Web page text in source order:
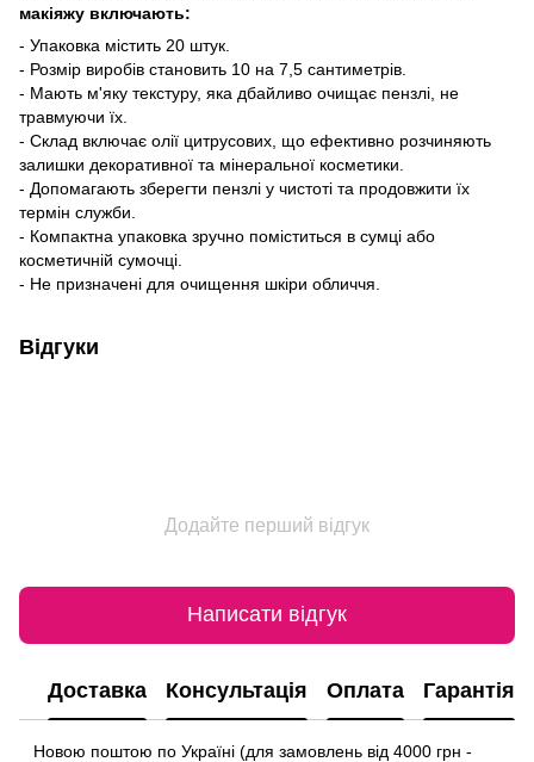
макіяжу включають:
- Упаковка містить 20 штук.
- Розмір виробів становить 10 на 7,5 сантиметрів.
- Мають м'яку текстуру, яка дбайливо очищає пензлі, не
травмуючи їх.
- Склад включає олії цитрусових, що ефективно розчиняють
залишки декоративної та мінеральної косметики.
- Допомагають зберегти пензлі у чистоті та продовжити їх
термін служби.
- Компактна упаковка зручно поміститься в сумці або
косметичній сумочці.
- Не призначені для очищення шкіри обличчя.
Відгуки
Додайте перший відгук
Написати відгук
Доставка Консультація Оплата Гарантія
Новою поштою по Україні (для замовлень від 4000 грн -